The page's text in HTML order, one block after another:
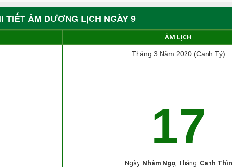
TIẾT ÂM DƯƠNG LỊCH NGÀY 9
ÂM LỊCH
Tháng 3 Năm 2020 (Canh Tý)
17
Ngày: Nhâm Ngọ, Tháng: Canh Thìn